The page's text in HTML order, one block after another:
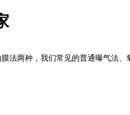
法两种，我们常见的普通曝气法